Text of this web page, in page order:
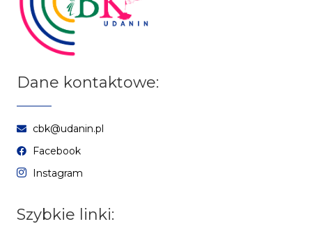
Dane kontaktowe:
cbk@udanin.pl
Facebook
Instagram
Szybkie linki: